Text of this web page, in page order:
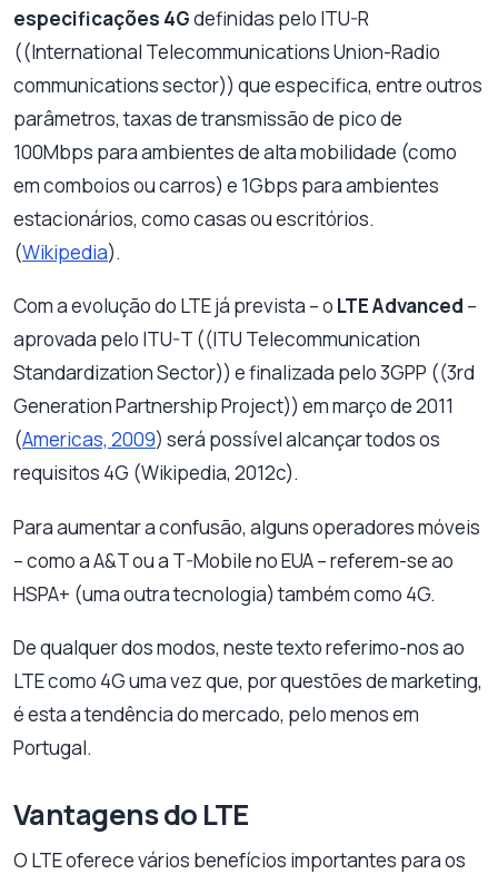
especificações 4Gdefinidas pelo ITU-R
((International Telecommunications Union-Radio
communications sector)) que especifica, entre outros
parâmetros, taxas de transmissão de pico de
100Mbps para ambientes de alta mobilidade (como
em comboios ou carros) e 1Gbps para ambientes
estacionários, como casas ou escritórios.
(Wikipedia).
Com a evolução do LTE já prevista – o LTE Advanced –
aprovada pelo ITU-T ((ITU Telecommunication
Standardization Sector)) e finalizada pelo 3GPP ((3rd
Generation Partnership Project)) em março de 2011
(Americas, 2009) será possível alcançar todos os
requisitos 4G (Wikipedia, 2012c).
Para aumentar a confusão, alguns operadores móveis
– como a A&T ou a T-Mobile no EUA – referem-se ao
HSPA+ (uma outra tecnologia) também como 4G.
De qualquer dos modos, neste texto referimo-nos ao
LTE como 4G uma vez que, por questões de marketing,
é esta a tendência do mercado, pelo menos em
Portugal.
Vantagens do LTE
O LTE oferece vários benefícios importantes para os